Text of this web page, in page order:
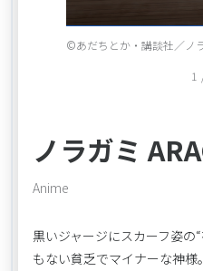
ノラガミ
Anime
黒いジャージにスカーフ姿
もない貧乏でマイナーな神
Item
©あだちとか・講談社／ノ
1